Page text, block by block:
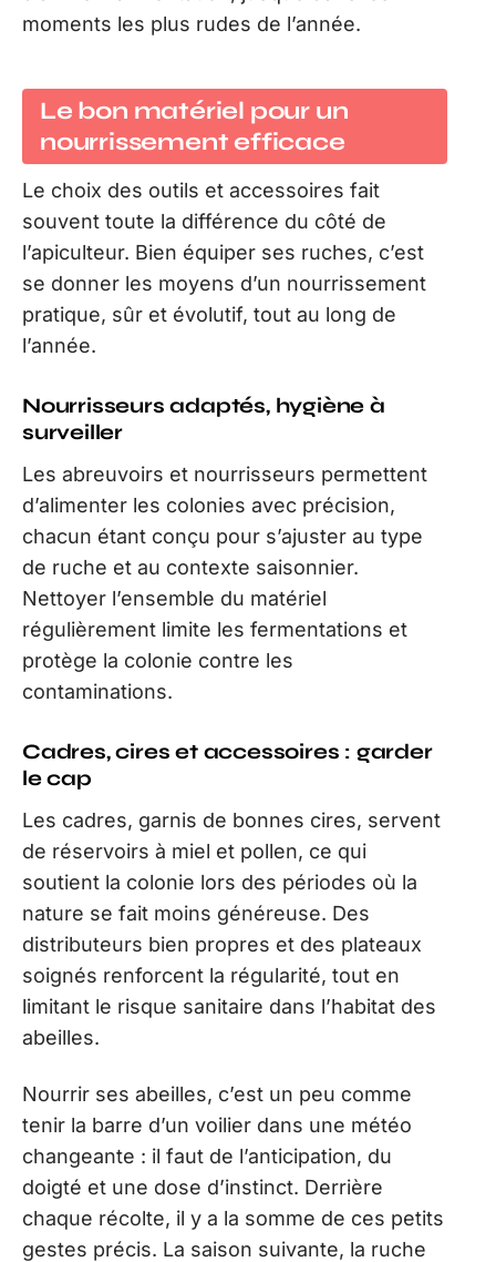
moments les plus rudes de l’année.
Le bon matériel pour un
nourrissement efficace
Le choix des outils et accessoires fait
souvent toute la différence du côté de
l’apiculteur. Bien équiper ses ruches, c’est
se donner les moyens d’un nourrissement
pratique, sûr et évolutif, tout au long de
l’année.
Nourrisseurs adaptés, hygiène à
surveiller
Les abreuvoirs et nourrisseurs permettent
d’alimenter les colonies avec précision,
chacun étant conçu pour s’ajuster au type
de ruche et au contexte saisonnier.
Nettoyer l’ensemble du matériel
régulièrement limite les fermentations et
protège la colonie contre les
contaminations.
Cadres, cires et accessoires : garder
le cap
Les cadres, garnis de bonnes cires, servent
de réservoirs à miel et pollen, ce qui
soutient la colonie lors des périodes où la
nature se fait moins généreuse. Des
distributeurs bien propres et des plateaux
soignés renforcent la régularité, tout en
limitant le risque sanitaire dans l’habitat des
abeilles.
Nourrir ses abeilles, c’est un peu comme
tenir la barre d’un voilier dans une météo
changeante : il faut de l’anticipation, du
doigté et une dose d’instinct. Derrière
chaque récolte, il y a la somme de ces petits
gestes précis. La saison suivante, la ruche